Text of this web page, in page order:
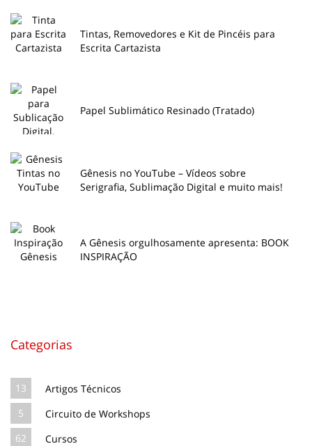
Tintas, Removedores e Kit de Pincéis para
Escrita Cartazista
Papel Sublimático Resinado (Tratado)
Gênesis no YouTube – Vídeos sobre
Serigrafia, Sublimação Digital e muito mais!
A Gênesis orgulhosamente apresenta: BOOK
INSPIRAÇÃO
Categorias
13
Artigos Técnicos
5
Circuito de Workshops
62
Cursos